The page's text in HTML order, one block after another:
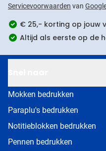
Servicevoorwaarden van
€ 25,- korting op jouw
Altijd als eerste op de
Mokken bedrukken
Paraplu's bedrukken
Notitieblokken bedrukken
Pennen bedrukken